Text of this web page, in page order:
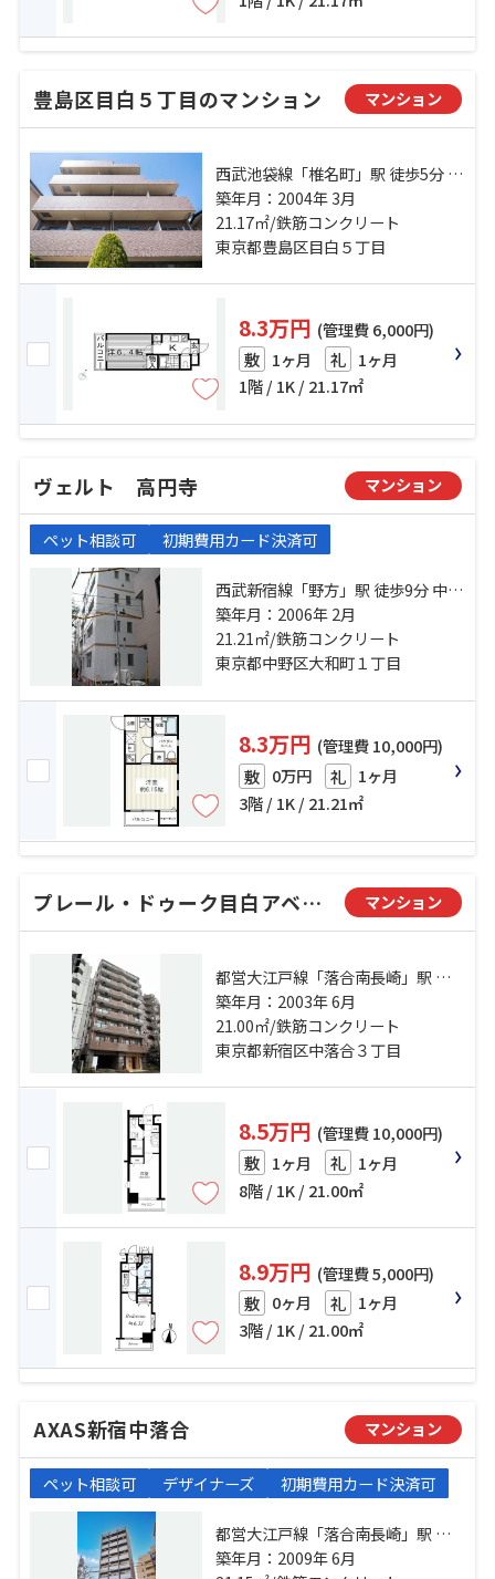
豊島区目白５丁目のマンション マンション
西武池袋線「椎名町」駅 徒歩5分 山
手線「目白」駅 徒歩12分 西武新宿
線「下落合」駅 徒歩13分
築年月：2004年 3月
21.17㎡/鉄筋コンクリート
東京都豊島区目白５丁目
8.3万円 (管理費 6,000円)
敷 1ヶ月 礼 1ヶ月
1階 / 1K / 21.17㎡
ヴェルト 高円寺 マンション
ペット相談可 初期費用カード決済可
西武新宿線「野方」駅 徒歩9分 中央
線「高円寺」駅 徒歩10分 中央線
「中野」駅 徒歩22分
築年月：2006年 2月
21.21㎡/鉄筋コンクリート
東京都中野区大和町１丁目
8.3万円 (管理費 10,000円)
敷 0万円 礼 1ヶ月
3階 / 1K / 21.21㎡
プレール・ドゥーク目白アベニュー マンション
都営大江戸線「落合南長崎」駅 徒
歩4分 西武新宿線「中井」駅 徒歩
13分 西武池袋線「椎名町」駅 徒歩
15分
築年月：2003年 6月
21.00㎡/鉄筋コンクリート
東京都新宿区中落合３丁目
8.5万円 (管理費 10,000円)
敷 1ヶ月 礼 1ヶ月
8階 / 1K / 21.00㎡
8.9万円 (管理費 5,000円)
敷 0ヶ月 礼 1ヶ月
3階 / 1K / 21.00㎡
AXAS新宿中落合 マンション
ペット相談可 デザイナーズ 初期費用カード決済可
都営大江戸線「落合南長崎」駅 徒
歩6分 西武池袋線「椎名町」駅 徒歩
築年月：2009年 6月